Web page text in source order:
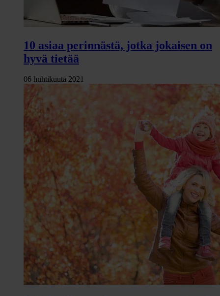
10 asiaa perinnästä, jotka jokaisen on
hyvä tietää
06 huhtikuuta 2021